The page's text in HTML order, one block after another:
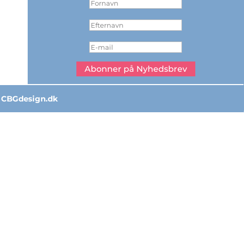
Abonner på Nyhedsbrev
CBGdesign.dk